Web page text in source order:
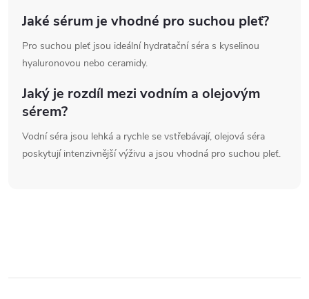
Jaké sérum je vhodné pro suchou pleť?
Pro suchou pleť jsou ideální hydratační séra s kyselinou
hyaluronovou nebo ceramidy.
Jaký je rozdíl mezi vodním a olejovým
sérem?
Vodní séra jsou lehká a rychle se vstřebávají, olejová séra
poskytují intenzivnější výživu a jsou vhodná pro suchou pleť.